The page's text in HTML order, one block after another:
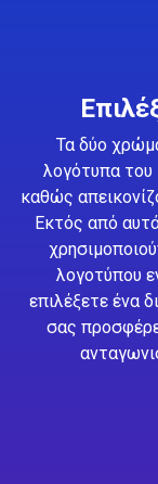
Τα δύο
λογότυπα του
καθώς
Εκτός από
λογοτύπου
επιλέξετε ένα
σας